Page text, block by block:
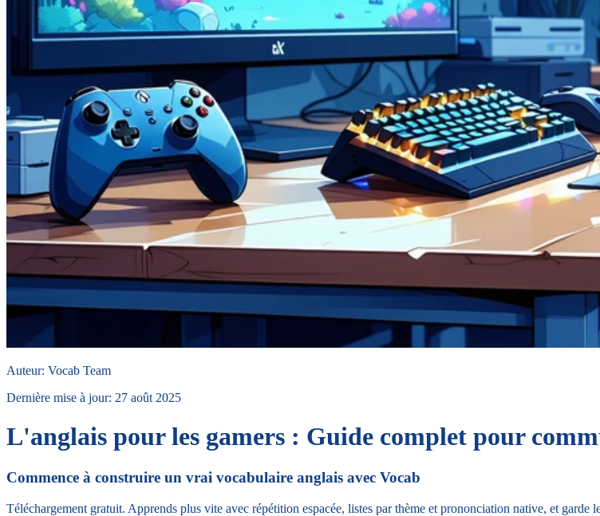
Auteur: Vocab Team
Dernière mise à jour: 27 août 2025
L'anglais pour les gamers : Guide complet pour
Commence à construire un vrai vocabulaire anglais avec Vocab
Téléchargement gratuit. Apprends plus vite avec répétition espacée, listes par thème et prononciation native, et garde